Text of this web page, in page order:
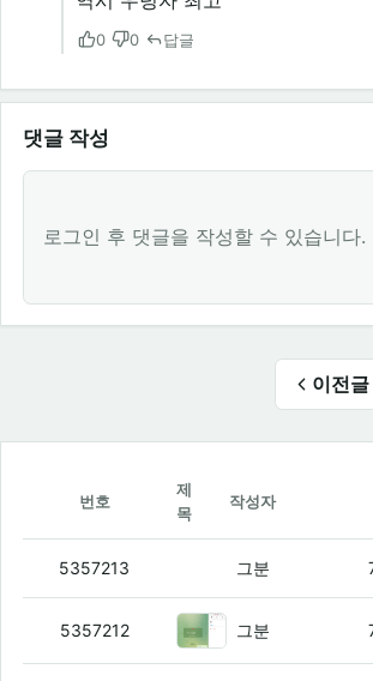
0 0 답글
댓글 작성
로그인 후 댓글을 작성할 수 있습니다.
이전글
번호
제
목
작성자
5357213 연휴동안 심심해서
그분
5357212 로맨스 스캠 피
그분